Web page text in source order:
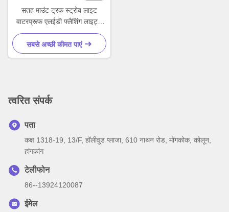
सतह माउंट ट्रक स्ट्रोब लाइट
वाटरप्रूफ एलईडी फ्लैशिंग लाइट्स
वाहनों के लिए
सबसे अच्छी कीमत पाएं
त्वरित संपर्क
पता
कक्ष 1318-19, 13/F, हॉलीवुड प्लाजा, 610 नाथन रोड, मोंगकोक, कोलून,
हांगकांग
टेलीफोन
86--13924120087
ईमेल